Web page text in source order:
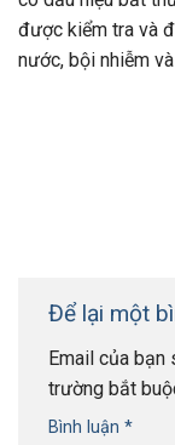
được kiểm tra và
nước, bội nhiễm
Để lại một
Email của bạn
trường bắt
Bình luận *